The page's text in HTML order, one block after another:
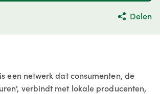
Delen
een netwerk dat consumenten, de
verbindt met lokale producenten,